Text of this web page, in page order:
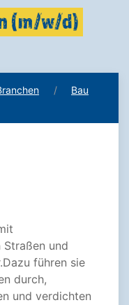
(m/w/d)
Bau
und
führen sie
durch,
und verdichten